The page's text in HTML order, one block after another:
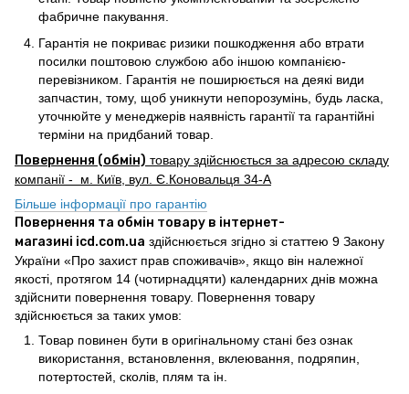
фабричне пакування.
Гарантія не покриває ризики пошкодження або втрати
посилки поштовою службою або іншою компанією-
перевізником. Гарантія не поширюється на деякі види
запчастин, тому, щоб уникнути непорозумінь, будь ласка,
уточнюйте у менеджерів наявність гарантії та гарантійні
терміни на придбаний товар.
Повернення (обмін) товару здійснюється за адресою складу
компанії - м. Київ, вул. Є.Коновальця 34-А
Більше інформації про гарантію
Повернення та обмін товару в інтернет-
магазині icd.com.ua здійснюється згідно зі статтею 9 Закону
України «Про захист прав споживачів», якщо він належної
якості, протягом 14 (чотирнадцяти) календарних днів можна
здійснити повернення товару. Повернення товару
здійснюється за таких умов:
Товар повинен бути в оригінальному стані без ознак
використання, встановлення, вклеювання, подряпин,
потертостей, сколів, плям та ін.